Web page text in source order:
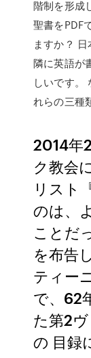
階制を形成
聖書をPDF
ますか？
隣に英語が
しいです。
れらの三種
2014年
ク教会
リスト
のは、
ことだ
を布告
ティー
で、62
た第2
の 目録